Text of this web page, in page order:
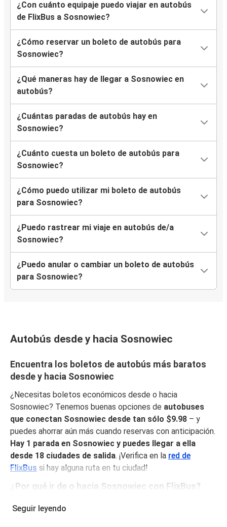
¿Con cuánto equipaje puedo viajar en autobús
de FlixBus a Sosnowiec?
¿Cómo reservar un boleto de autobús para
Sosnowiec?
¿Qué maneras hay de llegar a Sosnowiec en
autobús?
¿Cuántas paradas de autobús hay en
Sosnowiec?
¿Cuánto cuesta un boleto de autobús para
Sosnowiec?
¿Cómo puedo utilizar mi boleto de autobús
para Sosnowiec?
¿Puedo rastrear mi viaje en autobús de/a
Sosnowiec?
¿Puedo anular o cambiar un boleto de autobús
para Sosnowiec?
Autobús desde y hacia Sosnowiec
Encuentra los boletos de autobús más baratos
desde y hacia Sosnowiec
¿Necesitas boletos económicos desde o hacia
Sosnowiec? Tenemos buenas opciones de autobuses
que conectan Sosnowiec desde tan sólo $9.98 – y
puedes ahorrar aún más cuando reservas con anticipación.
Hay 1 parada en Sosnowiec y puedes llegar a ella
desde 18 ciudades de salida. ¡Verifica en la red de
FlixBus si hay alguna ruta en tu ciudad!
¿Por qué ir de o hacia Sosnowiec con FlixBus?
FlixBus combina precios bajos con comodidad para
Seguir leyendo